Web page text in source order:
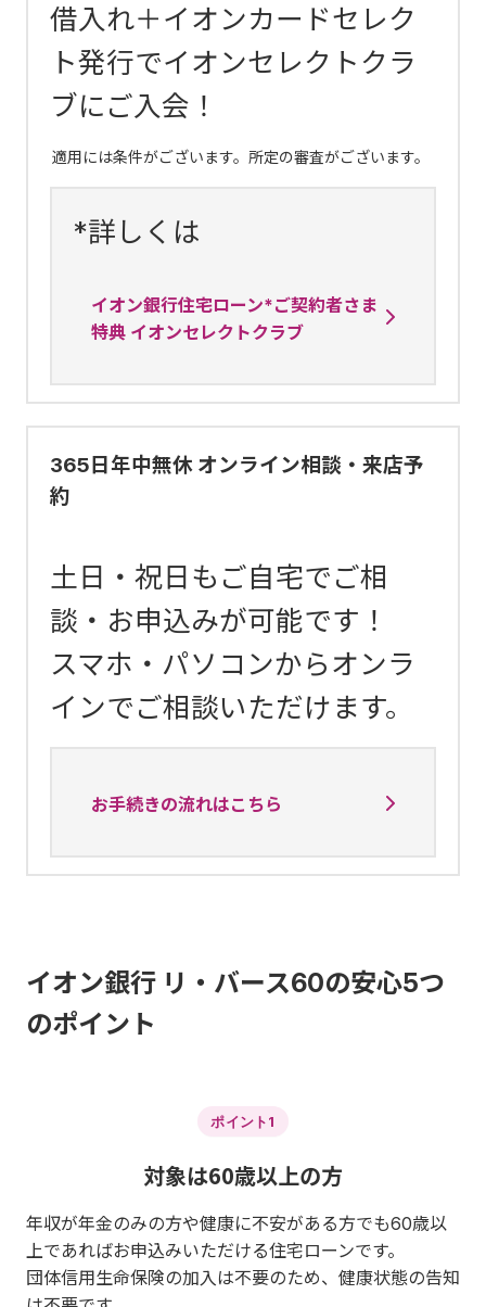
借入れ＋イオンカードセレク
ト発行でイオンセレクトクラ
ブにご入会！
適用には条件がございます。所定の審査がございます。
*詳しくは
イオン銀行住宅ローン*ご契約者さま
特典 イオンセレクトクラブ
365日年中無休 オンライン相談・来店予
約
土日・祝日もご自宅でご相
談・お申込みが可能です！
スマホ・パソコンからオンラ
インでご相談いただけます。
お手続きの流れはこちら
イオン銀行 リ・バース60の安心5つ
のポイント
ポイント1
対象は60歳以上の方
年収が年金のみの方や健康に不安がある方でも60歳以
上であればお申込みいただける住宅ローンです。
団体信用生命保険の加入は不要のため、健康状態の告知